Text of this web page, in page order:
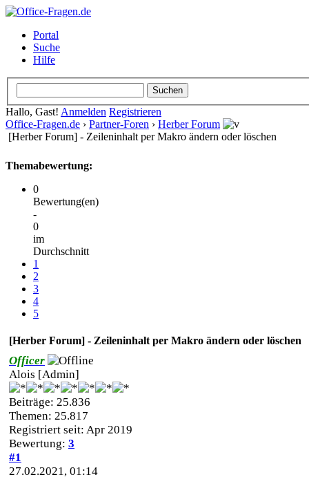
Portal
Suche
Hilfe
Hallo, Gast! Anmelden Registrieren
Office-Fragen.de › Partner-Foren › Herber Forum
[Herber Forum] - Zeileninhalt per Makro ändern oder löschen
Themabewertung:
0
Bewertung(en)
-
0
im
Durchschnitt
1
2
3
4
5
[Herber Forum] - Zeileninhalt per Makro ändern oder löschen
Officer
Alois [Admin]
Beiträge: 25.836
Themen: 25.817
Registriert seit: Apr 2019
Bewertung: 3
#1
27.02.2021, 01:14